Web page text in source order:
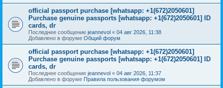
official passport purchase [whatsapp: +1(672)2050601]
Purchase genuine passports [whatsapp: +1(672)2050601] ID
cards, dr
Последнее сообщение jeannevol « 04 авг 2026, 11:38
Добавлено в форуме Общий форум
official passport purchase [whatsapp: +1(672)2050601]
Purchase genuine passports [whatsapp: +1(672)2050601] ID
cards, dr
Последнее сообщение jeannevol « 04 авг 2026, 11:37
Добавлено в форуме Правила пользования форумом